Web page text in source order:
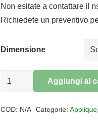
Non esitate a contattare il
Richiedete un preventivo
Dimensione
Applique
plafoniera
Aggiungi al
COD: N/A Categorie: Applique,